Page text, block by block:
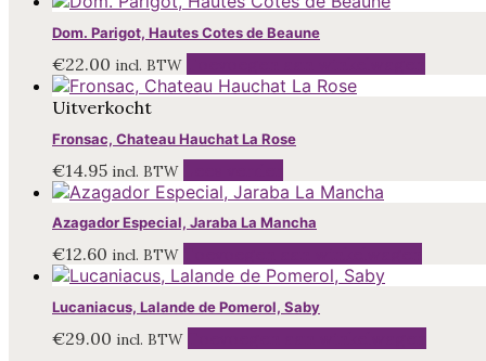
Dom. Parigot, Hautes Cotes de Beaune
€22.00 incl. BTW
Uitverkocht
Fronsac, Chateau Hauchat La Rose
€14.95 incl. BTW
Azagador Especial, Jaraba La Mancha
€12.60 incl. BTW
Lucaniacus, Lalande de Pomerol, Saby
€29.00 incl. BTW